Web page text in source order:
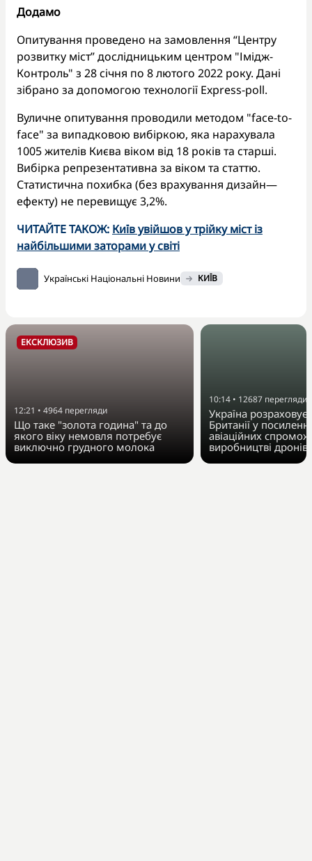
Додамо
Опитування проведено на замовлення “Центру
розвитку міст” дослідницьким центром "Імідж-
Контроль" з 28 січня по 8 лютого 2022 року. Дані
зібрано за допомогою технології Express-poll.
Вуличне опитування проводили методом "face-to-
face" за випадковою вибіркою, яка нарахувала
1005 жителів Києва віком від 18 років та старші.
Вибірка репрезентативна за віком та статтю.
Статистична похибка (без врахування дизайн—
ефекту) не перевищує 3,2%.
ЧИТАЙТЕ ТАКОЖ: Київ увійшов у трійку міст із
найбільшими заторами у світі
Українські Національні Новини КИЇВ
ЕКСКЛЮЗИВ
12:21 • 4964 перегляди
Що таке "золота година" та до
якого віку немовля потребує
виключно грудного молока
10:14 • 12687 перегляди
Україна
Британії у
авіаційних
виробництві дронів